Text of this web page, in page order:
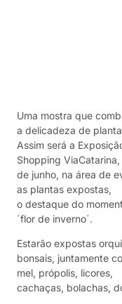
Uma mostra que
a delicadeza de
Assim será a
Shopping
de junho, na área de
as plantas expostas,
o destaque do
´flor de inverno´.
Estarão expostas
bonsais, juntamente
mel, própolis, licores,
cachaças, bolachas,